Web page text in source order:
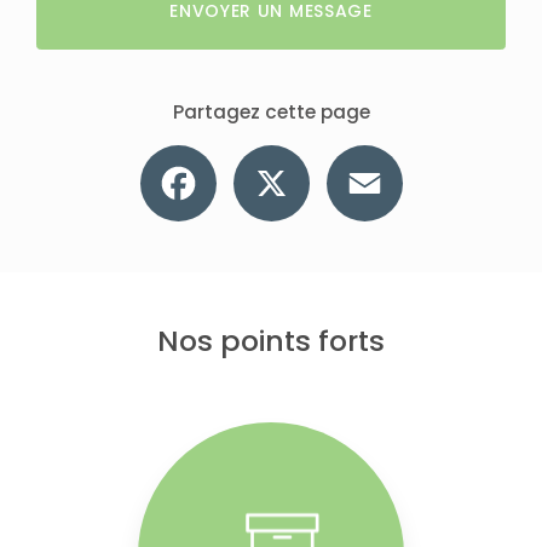
ENVOYER UN MESSAGE
Partagez cette page
Facebook
Nos points forts